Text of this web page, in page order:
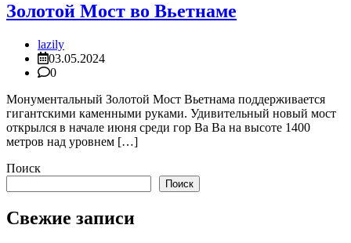
Золотой Мост во Вьетнаме
lazily
03.05.2024
0
Монументальный Золотой Мост Вьетнама поддерживается
гигантскими каменными руками. Удивительный новый мост
открылся в начале июня среди гор Ва Ва на высоте 1400
метров над уровнем […]
Поиск
Поиск
Свежие записи